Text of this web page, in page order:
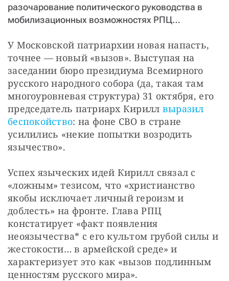
разочарование политического руководства в
мобилизационных возможностях РПЦ…
У Московской патриархии новая напасть,
точнее — новый «вызов». Выступая на
заседании бюро президиума Всемирного
русского народного собора (да, такая там
многоуровневая структура) 31 октября, его
председатель патриарх Кирилл выразил
беспокойство: на фоне СВО в стране
усилились «некие попытки возродить
язычество».
Успех языческих идей Кирилл связал с
«ложным» тезисом, что «христианство
якобы исключает личный героизм и
доблесть» на фронте. Глава РПЦ
констатирует «факт появления
неоязычества* с его культом грубой силы и
жестокости… в армейской среде» и
характеризует это как «вызов подлинным
ценностям русского мира».